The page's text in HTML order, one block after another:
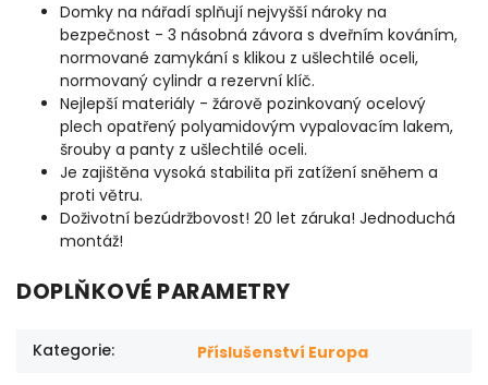
Domky na nářadí splňují nejvyšší nároky na
bezpečnost - 3 násobná závora s dveřním kováním,
normované zamykání s klikou z ušlechtilé oceli,
normovaný cylindr a rezervní klíč.
Nejlepší materiály - žárově pozinkovaný ocelový
plech opatřený polyamidovým vypalovacím lakem,
šrouby a panty z ušlechtilé oceli.
Je zajištěna vysoká stabilita při zatížení sněhem a
proti větru.
Doživotní bezúdržbovost! 20 let záruka! Jednoduchá
montáž!
DOPLŇKOVÉ PARAMETRY
Kategorie:
Příslušenství Europa